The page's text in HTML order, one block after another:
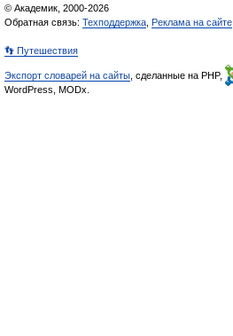
© Академик, 2000-2026
Обратная связь: Техподдержка Реклама на сайте
👣 Путешествия
Экспорт словарей на сайты , сделанные на PHP,
WordPress, MODx.